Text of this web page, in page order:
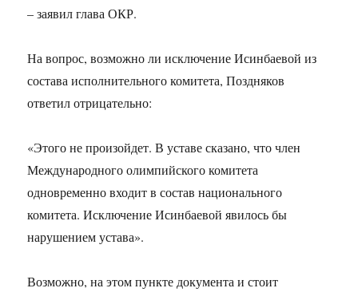
– заявил глава ОКР.
На вопрос, возможно ли исключение Исинбаевой из
состава исполнительного комитета, Поздняков
ответил отрицательно:
«Этого не произойдет. В уставе сказано, что член
Международного олимпийского комитета
одновременно входит в состав национального
комитета. Исключение Исинбаевой явилось бы
нарушением устава».
Возможно, на этом пункте документа и стоит